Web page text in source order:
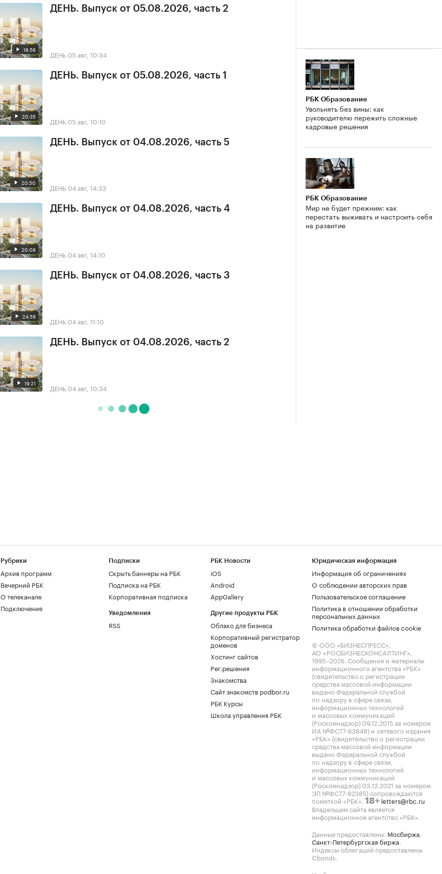
18:56
ДЕНЬ. Выпуск от 05.08.2026, часть 2
ДЕНЬ 05 авг, 10:34
20:35
ДЕНЬ. Выпуск от 05.08.2026, часть 1
ДЕНЬ 05 авг, 10:10
20:50
ДЕНЬ. Выпуск от 04.08.2026, часть 5
ДЕНЬ 04 авг, 14:33
20:08
ДЕНЬ. Выпуск от 04.08.2026, часть 4
ДЕНЬ 04 авг, 14:10
24:59
ДЕНЬ. Выпуск от 04.08.2026, часть 3
ДЕНЬ 04 авг, 11:10
19:21
ДЕНЬ. Выпуск от 04.08.2026, часть 2
ДЕНЬ 04 авг, 10:34
РБК Образование
Увольнять без вины: как
руководителю пережить сложные
кадровые решения
РБК Образование
Мир не будет прежним: как
перестать выживать и настроить себя
на развитие
Рубрики
Архив программ
Вечерний РБК
О телеканале
Подключение
Подписки
Скрыть баннеры на РБК
Подписка на РБК
Корпоративная подписка
Уведомления
RSS
РБК Новости
iOS
Android
AppGallery
Другие продукты РБК
Облако для бизнеса
Корпоративный регистратор
доменов
Хостинг сайтов
Рег.решения
Знакомства
Сайт знакомств podbor.ru
РБК Курсы
Школа управления РБК
Юридическая информация
Информация об ограничениях
О соблюдении авторских прав
Пользовательское соглашение
Политика в отношении обработки
персональных данных
Политика обработки файлов cookie
© ООО «БИЗНЕСПРЕСС»,
АО «РОСБИЗНЕСКОНСАЛТИНГ»,
1995–2026. Сообщения и материалы
информационного агентства «РБК»
(свидетельство о регистрации
средства массовой информации
выдано Федеральной службой
по надзору в сфере связи,
информационных технологий
и массовых коммуникаций
(Роскомнадзор) 09.12.2015 за номером
ИА №ФС77-63848) и сетевого издания
«РБК» (свидетельство о регистрации
средства массовой информации
выдано Федеральной службой
по надзору в сфере связи,
информационных технологий
и массовых коммуникаций
(Роскомнадзор) 03.12.2021 за номером
ЭЛ №ФС77-82385) сопровождаются
пометкой «РБК». 18+ letters@rbc.ru
Владельцем сайта является
информационное агентство «РБК».
Данные предоставлены: Мосбиржа,
Санкт-Петербургская биржа.
Индексы облигаций предоставлены
Cbonds.